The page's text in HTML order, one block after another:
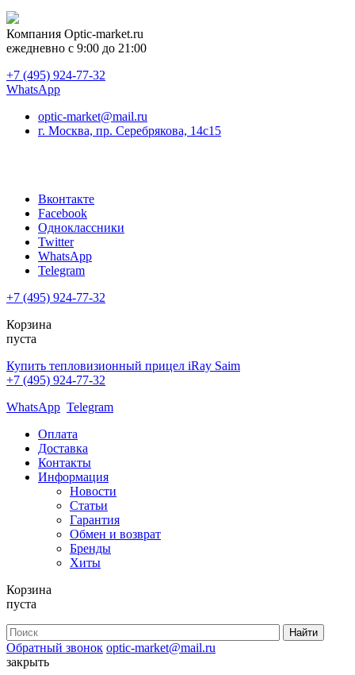
Компания Optic-market.ru
ежедневно с 9:00 до 21:00
+7 (495) 924-77-32
WhatsApp
optic-market@mail.ru
г. Москва, пр. Серебрякова, 14с15
Вконтакте
Facebook
Одноклассники
Twitter
WhatsApp
Telegram
+7 (495) 924-77-32
Корзина
пуста
Купить тепловизионный прицел iRay Saim
+7 (495) 924-77-32
WhatsApp Telegram
Оплата
Доставка
Контакты
Информация
Новости
Статьи
Гарантия
Обмен и возврат
Бренды
Хиты
Корзина
пуста
Обратный звонок optic-market@mail.ru
закрыть